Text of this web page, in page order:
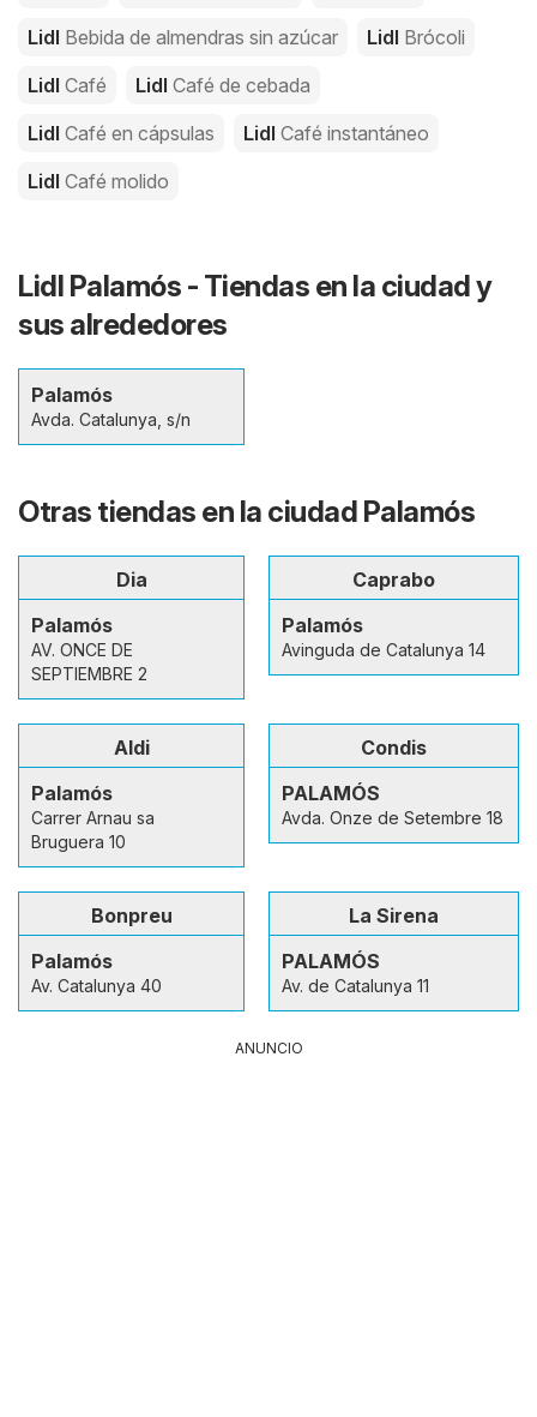
Lidl Bebida de almendras sin azúcar Lidl Brócoli
Lidl Café Lidl Café de cebada
Lidl Café en cápsulas Lidl Café instantáneo
Lidl Café molido
Lidl Palamós - Tiendas en la ciudad y
sus alrededores
Palamós
Avda. Catalunya, s/n
Otras tiendas en la ciudad Palamós
Dia
Palamós
AV. ONCE DE
SEPTIEMBRE 2
Caprabo
Palamós
Avinguda de Catalunya 14
Aldi
Palamós
Carrer Arnau sa
Bruguera 10
Condis
PALAMÓS
Avda. Onze de Setembre 18
Bonpreu
Palamós
Av. Catalunya 40
La Sirena
PALAMÓS
Av. de Catalunya 11
ANUNCIO